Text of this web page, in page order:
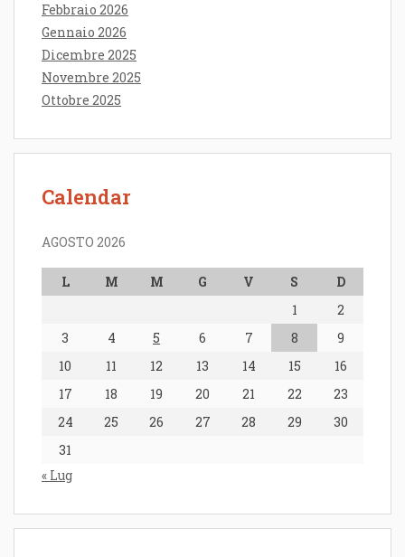
Febbraio 2026
Gennaio 2026
Dicembre 2025
Novembre 2025
Ottobre 2025
Calendar
AGOSTO 2026
L M M G V S
D
1
2
3
4 5 6 7 8
9
10
11 12 13 14 15
16
17
18 19 20 21 22
23
24
25 26 27 28 29
30
31
« Lug